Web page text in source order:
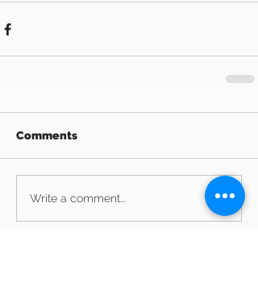
Comments
Write a comment...